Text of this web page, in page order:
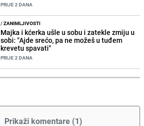
PRIJE 2 DANA
/ZANIMLJIVOSTI
Majka i kćerka ušle u sobu i zatekle zmiju u
sobi: "Ajde srećo, pa ne možeš u tuđem
krevetu spavati"
PRIJE 2 DANA
Prikaži komentare (1)